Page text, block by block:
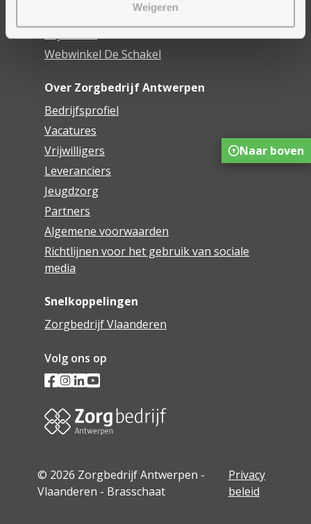
Weigeren
Onze innovaties
Webwinkel De Schakel
Over Zorgbedrijf Antwerpen
Bedrijfsprofiel
Vacatures
Vrijwilligers
Leveranciers
Jeugdzorg
Partners
Algemene voorwaarden
Richtlijnen voor het gebruik van sociale
media
Snelkoppelingen
Zorgbedrijf Vlaanderen
Volg ons op
© 2026 Zorgbedrijf Antwerpen -
Vlaanderen - Brasschaat
Privacy
beleid
Naar boven